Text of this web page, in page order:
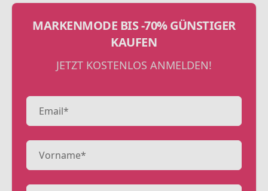
MARKENMODE BIS -70% GÜNSTIGER
KAUFEN
JETZT KOSTENLOS ANMELDEN!